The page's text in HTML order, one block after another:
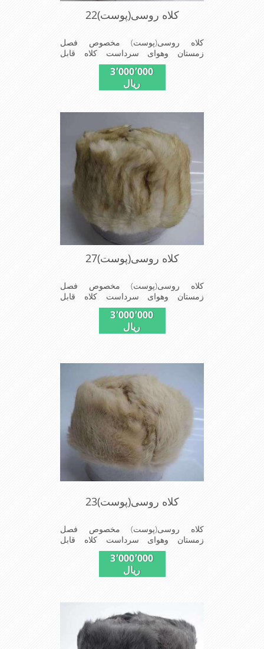
کلاه روسی(پوست)22
کلاه روسی(پوست) مخصوص فصل
زمستان وهوای سرداست کلاه قابل
باشد(فریسایز)وجنس این کلاه ازپوست
طبیی(خَز)تهیه شده است وآستری آن
سردزمستانی تمامی سروپشت گردن
روگرم نگاه می دارد
3٬000٬000
ریال
کلاه روسی(پوست)27
کلاه روسی(پوست) مخصوص فصل
زمستان وهوای سرداست کلاه قابل
استفاده درسایزهای 58-59می باشد(فری
سایز)وجنس این کلاه ازپوست طبیی(خَز)
تهیه شده است وآستری آن ازجنس ساتن
تمامی سروپشت گردن روگرم نگاه می
3٬000٬000
ریال
کلاه روسی(پوست)23
کلاه روسی(پوست) مخصوص فصل
زمستان وهوای سرداست کلاه قابل
استفاده درسایزهای 58-59می باشد(فری
سایز)وجنس این کلاه ازپوست طبیی(خَز)
تهیه شده است وآستری آن ازجنس ساتن
دلیل به راحتی درسوزهای سردزمستانی
تمامی سروپشت گردن روگرم نگاه می
دارد
3٬000٬000
ریال